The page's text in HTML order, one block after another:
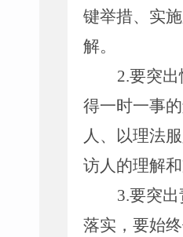
键举措、实
解。
2.要突
得一时一事
人、以理法
访人的理解
3.要突
落实，要始